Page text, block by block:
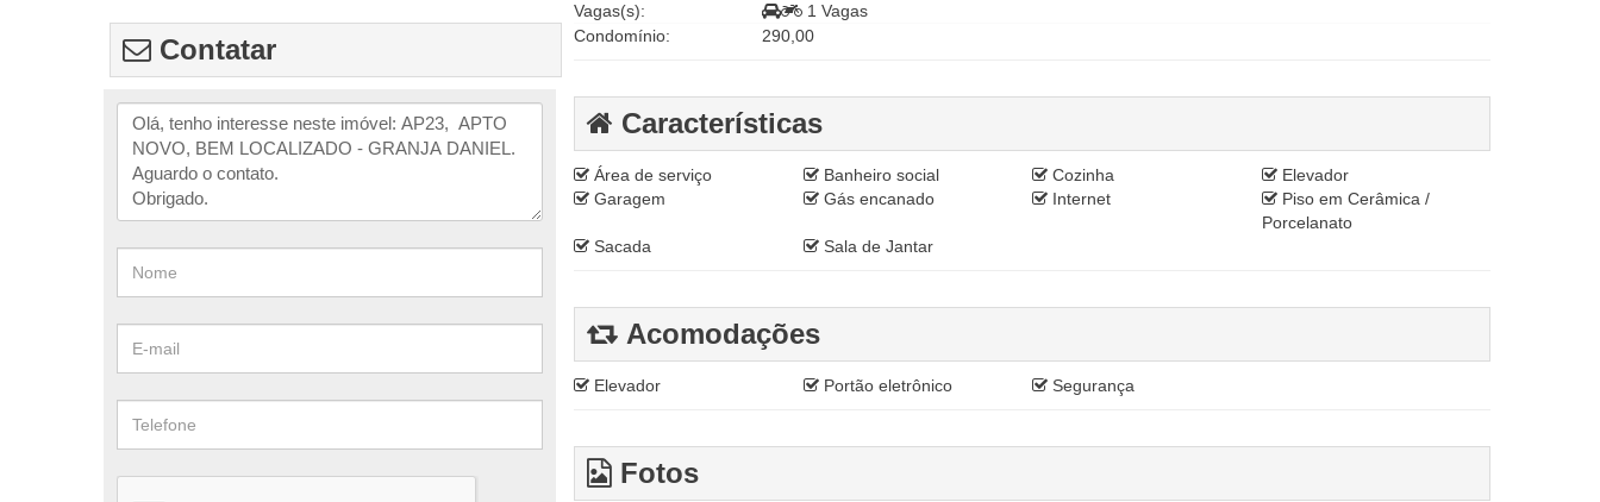
Contatar
Vagas(s):
1 Vagas
Condomínio:
290,00
Características
Área de serviço Banheiro social Cozinha
Elevador
Garagem
Gás encanado Internet
Piso em Cerâmica /
Porcelanato
Sacada
Sala de Jantar
Acomodações
Elevador Portão eletrônico Segurança
Fotos